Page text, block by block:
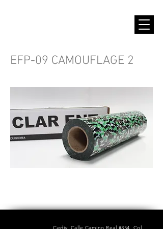
EFP-09 CAMOUFLAGE 2